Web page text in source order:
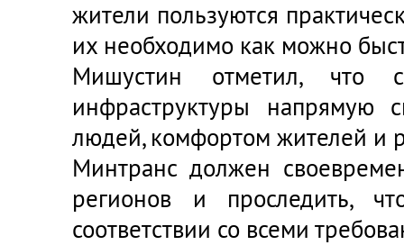
жители пользуются
их необходимо как можно
Мишустин отметил, что
инфраструктуры напрямую
людей, комфортом жителей и
Минтранс должен
регионов и проследить,
соответствии со всеми